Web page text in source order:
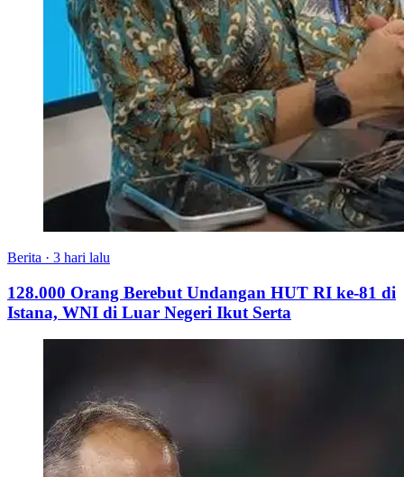
Berita · 3 hari lalu
128.000 Orang Berebut Undangan HUT RI ke-81 di
Istana, WNI di Luar Negeri Ikut Serta